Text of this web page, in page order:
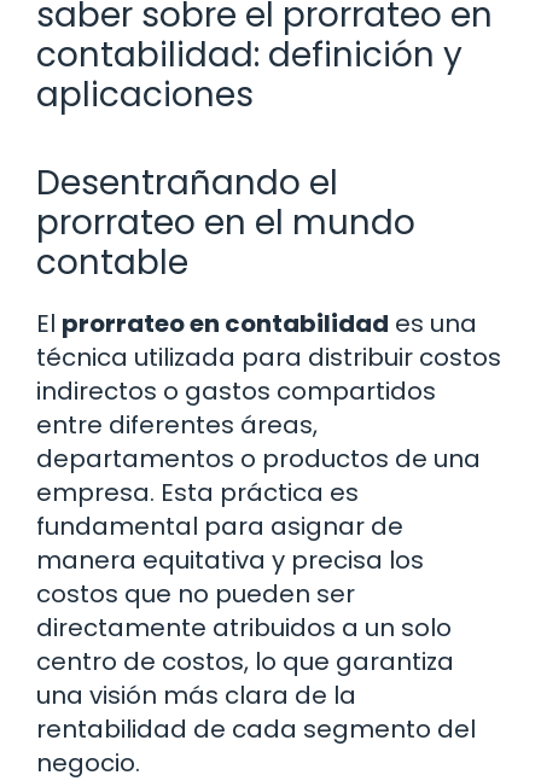
saber sobre el prorrateo en
contabilidad: definición y
aplicaciones
Desentrañando el
prorrateo en el mundo
contable
El prorrateo en contabilidad es una
técnica utilizada para distribuir costos
indirectos o gastos compartidos
entre diferentes áreas,
departamentos o productos de una
empresa. Esta práctica es
fundamental para asignar de
manera equitativa y precisa los
costos que no pueden ser
directamente atribuidos a un solo
centro de costos, lo que garantiza
una visión más clara de la
rentabilidad de cada segmento del
negocio.